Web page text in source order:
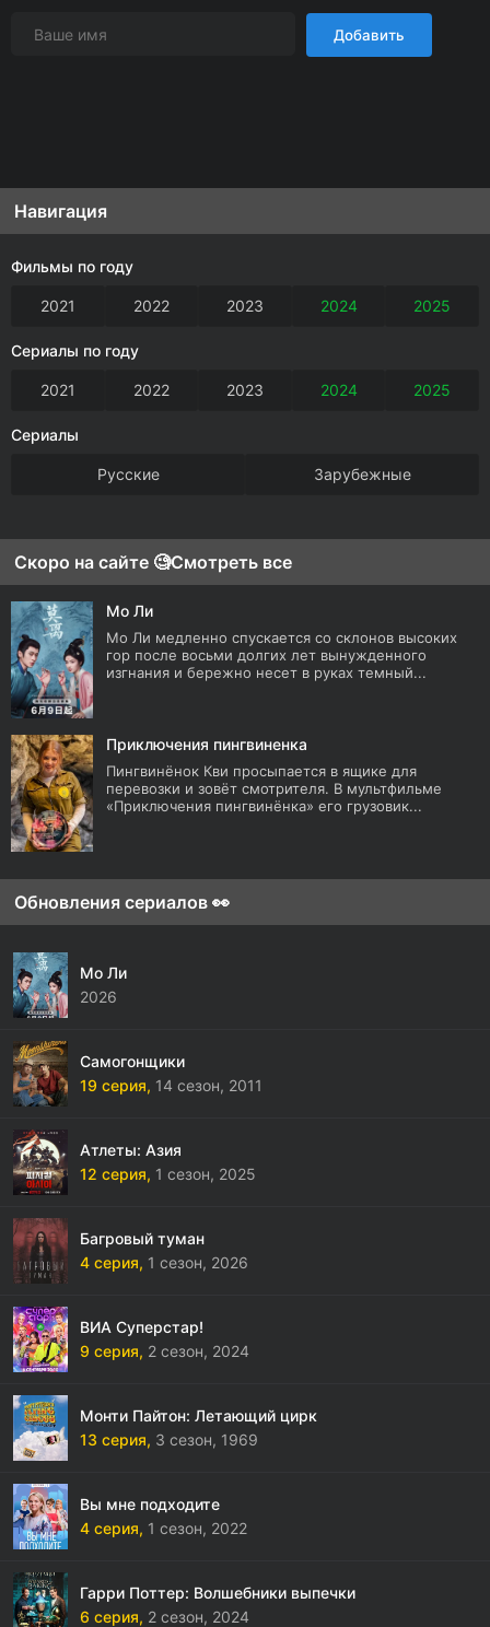
Добавить
Навигация
Фильмы по году
2021 2022 2023 2024 2025
Сериалы по году
2021 2022 2023 2024 2025
Сериалы
Русские Зарубежные
Скоро на сайте 🧐Смотреть все
Мо Ли
Мо Ли медленно спускается со склонов высоких
гор после восьми долгих лет вынужденного
изгнания и бережно несет в руках темный...
Приключения пингвиненка
Пингвинёнок Кви просыпается в ящике для
перевозки и зовёт смотрителя. В мультфильме
«Приключения пингвинёнка» его грузовик...
Обновления сериалов 👀
Мо Ли
2026
Самогонщики
19 серия, 14 сезон, 2011
Атлеты: Азия
12 серия, 1 сезон, 2025
Багровый туман
4 серия, 1 сезон, 2026
ВИА Суперстар!
9 серия, 2 сезон, 2024
Монти Пайтон: Летающий цирк
13 серия, 3 сезон, 1969
Вы мне подходите
4 серия, 1 сезон, 2022
Гарри Поттер: Волшебники выпечки
6 серия, 2 сезон, 2024